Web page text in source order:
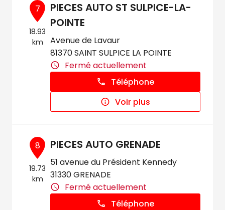
7
18.93
km
PIECES AUTO ST SULPICE-LA-
POINTE
Avenue de Lavaur
81370 SAINT SULPICE LA POINTE
Fermé actuellement
Téléphone
Voir plus
8
19.73
km
PIECES AUTO GRENADE
51 avenue du Président Kennedy
31330 GRENADE
Fermé actuellement
Téléphone